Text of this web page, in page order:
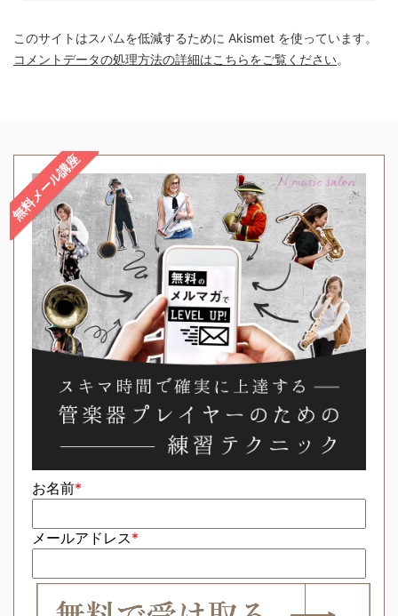
このサイトはスパムを低減するために Akismet を使っています。
コメントデータの処理方法の詳細はこちらをご覧ください。
無料メール講座
お名前*
メールアドレス*